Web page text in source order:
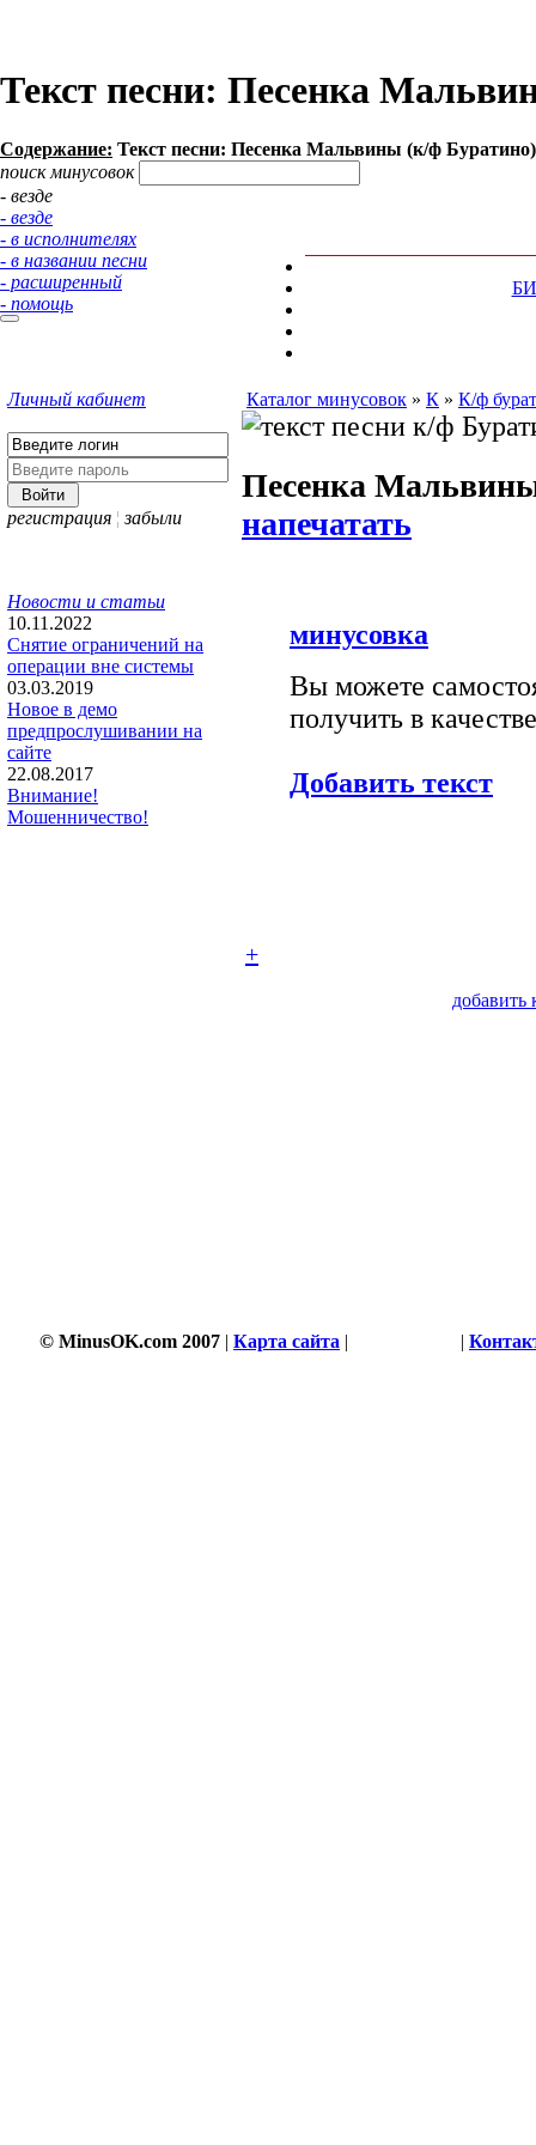
Текст песни: Песенка
Содержание: Текст песни: Песенка Мальвины (к/ф Буратино)
поиск минусовок
- везде
- везде
- в исполнителях
- в названии песни
- расширенный
- помощь
Личный кабинет
регистрация ¦ забыли
Новости и статьи
10.11.2022
Снятие ограничений на
операции вне системы
03.03.2019
Новое в демо
предпрослушивании на
сайте
22.08.2017
Внимание!
Мошенничество!
Каталог минусовок » К » К/ф
Песенка
напечатать
минусовка
Вы можете
получить в
Добавить текст
+
добавить
© MinusOK.com 2007 | Карта сайта | |